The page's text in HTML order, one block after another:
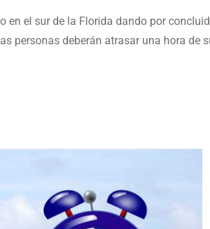
en el sur de la Florida dando por
personas deberán atrasar una hora de